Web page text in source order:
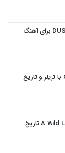
موزیک‌ویدیو جدید DUSTCELL برای آهنگ
انیمه Campfire Cooking 2 با تریلر و تاریخ
انیمه A Wild Last Boss Appeared تاریخ